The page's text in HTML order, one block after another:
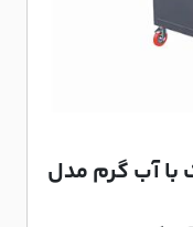
با آب گرم مدل